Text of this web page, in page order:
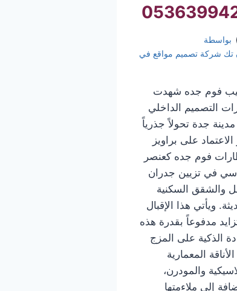
بواسطة
تك شركة تصميم مواقع في
فوم جده شهدت
التصميم الداخلي
جدة تحولاً جذرياً
على براويز
فوم جده كعنصر
في تزيين جدران
والشقق السكنية
ويأتي هذا الإقبال
مدفوعاً بقدرة هذه
الذكية على المزج
المعمارية
والمودرن،
إلى ملاءمتها